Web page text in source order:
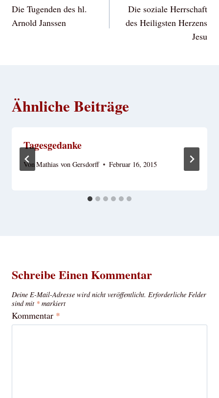
Die Tugenden des hl.
Arnold Janssen
Die soziale Herrschaft
des Heiligsten Herzens
Jesu
Ähnliche Beiträge
Tagesgedanke
VonMathias von Gersdorff Februar 16, 2015
Schreibe Einen Kommentar
Deine E-Mail-Adresse wird nicht veröffentlicht. Erforderliche Felder
sind mit * markiert
Kommentar *